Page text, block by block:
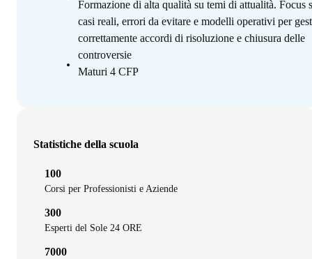
Formazione di alta qualità su temi di attualità. Focus
casi reali, errori da evitare e modelli operativi per
correttamente accordi di risoluzione e chiusura delle
controversie
Maturi 4 CFP
Statistiche della scuola
100
Corsi per Professionisti e Aziende
300
Esperti del Sole 24 ORE
7000